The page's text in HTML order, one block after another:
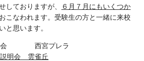
しておりますが、
６月７月にもいくつか
こなわれます。受験生の方と一緒に来校
と思います。
明会 西宮プレラ
明会 雲雀丘